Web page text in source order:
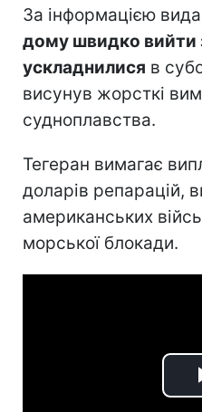
За інформацією
дому швидко вийти
ускладнилися в
висунув жорсткі
судноплавства.
Тегеран вимагає
доларів репарацій,
американських
морської блокади.